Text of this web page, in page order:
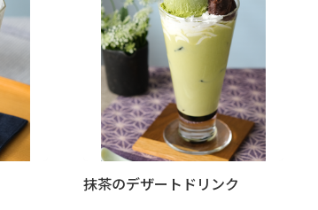
抹茶のデザートドリンク